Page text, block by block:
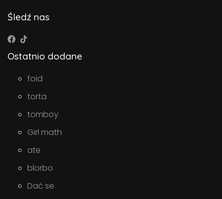
Śledź nas
Ostatnio dodane
foid
torta
tomboy
Girl math
ate
blorbo
Dać se